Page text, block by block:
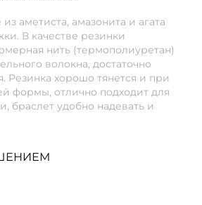
аметиста, амазонита и агата
В качестве резинки
нить (термополиуретан)
волокна, достаточно
Резинка хорошо тянется и при
формы, отлично подходит для
браслет удобно надевать и